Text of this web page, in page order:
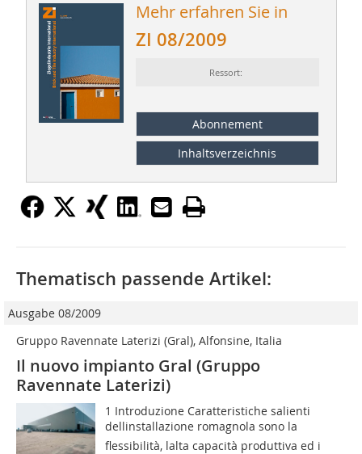
Mehr erfahren Sie in
ZI 08/2009
Ressort:
Abonnement
Inhaltsverzeichnis
Thematisch passende Artikel:
Ausgabe 08/2009
Gruppo Ravennate Laterizi (Gral), Alfonsine, Italia
Il nuovo impianto Gral (Gruppo
Ravennate Laterizi)
1 Introduzione Caratteristiche salienti
dellinstallazione romagnola sono la
flessibilità, lalta capacità produttiva ed i